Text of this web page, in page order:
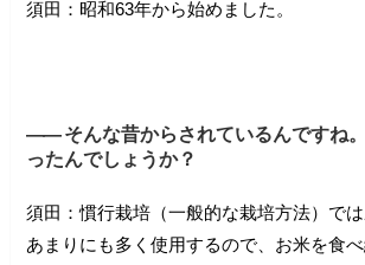
須田：昭和63年から始めました。
―― そんな昔からされているんですね
ったんでしょうか？
須田：慣行栽培（一般的な栽培方法）で
あまりにも多く使用するので、お米を食